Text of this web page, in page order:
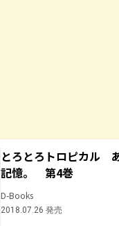
とろとろトロピカル
記憶。 第4巻
D-Books
2018.07.26 発売